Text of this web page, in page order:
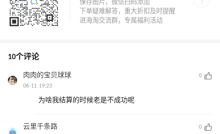
10个评论
肉肉的宝贝球球
0
06-11 19:23
为啥我结算的时候老是不成功呢
云里千条路
0